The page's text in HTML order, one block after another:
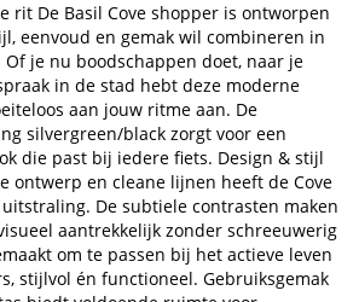
rit De Basil Cove shopper is ontworpen
eenvoud en gemak wil combineren in
je nu boodschappen doet, naar je
in de stad hebt deze moderne
aan jouw ritme aan. De
silvergreen/black zorgt voor een
die past bij iedere fiets. Design & stijl
ontwerp en cleane lijnen heeft de Cove
De subtiele contrasten maken
aantrekkelijk zonder schreeuwerig
om te passen bij het actieve leven
stijlvol én functioneel. Gebruiksgemak